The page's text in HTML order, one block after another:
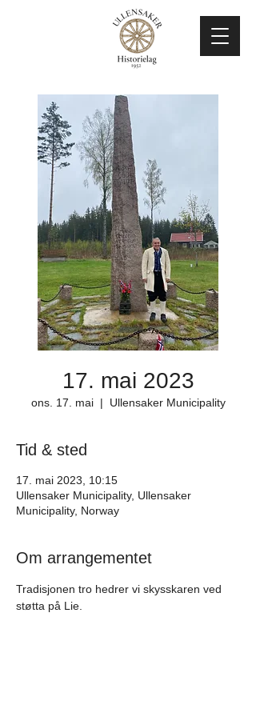
17. mai 2023
ons. 17. mai
  |
Ullensaker Municipality
Tid & sted
17. mai 2023, 10:15
Ullensaker Municipality, Ullensaker
Municipality, Norway
Om arrangementet
Tradisjonen tro hedrer vi skysskaren ved
støtta på Lie.